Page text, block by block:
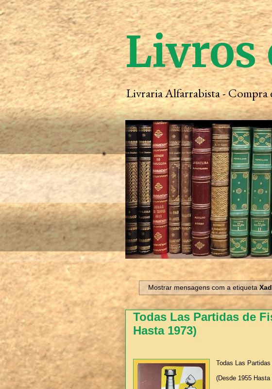
Livros
Livraria Alfarrabista - Compra
Mostrar mensagens com a etiqueta
Todas Las Partidas de
Hasta 1973)
Todas Las
(Desde 1955 Hasta